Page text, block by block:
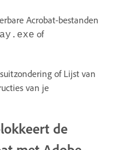
Acrobat-bestanden
of
of Lijst van
van je
de